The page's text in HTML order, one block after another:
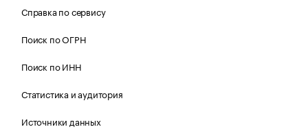
Справка по сервису
Поиск по ОГРН
Поиск по ИНН
Статистика и аудитория
Источники данных